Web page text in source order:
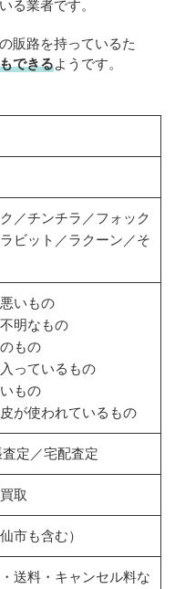
る業者です。
販路を持っているた
できるようです。
／チンチラ／フォック
ビット／ラクーン／そ
いもの
明なもの
もの
っているもの
もの
が使われているもの
定／宅配査定
取
市も含む）
送料・キャンセル料な